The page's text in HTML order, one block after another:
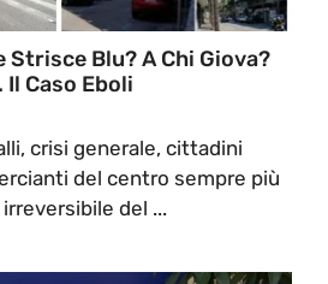
Strisce Blu? A Chi Giova?
Il Caso Eboli
crisi generale, cittadini
del centro sempre più
del ...